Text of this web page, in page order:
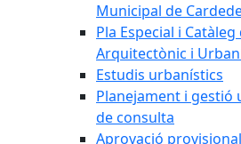
Municipal de
Pla Especial i
Arquitectònic i
Estudis urbanístics
Planejament i gestió
de consulta
Aprovació provisional